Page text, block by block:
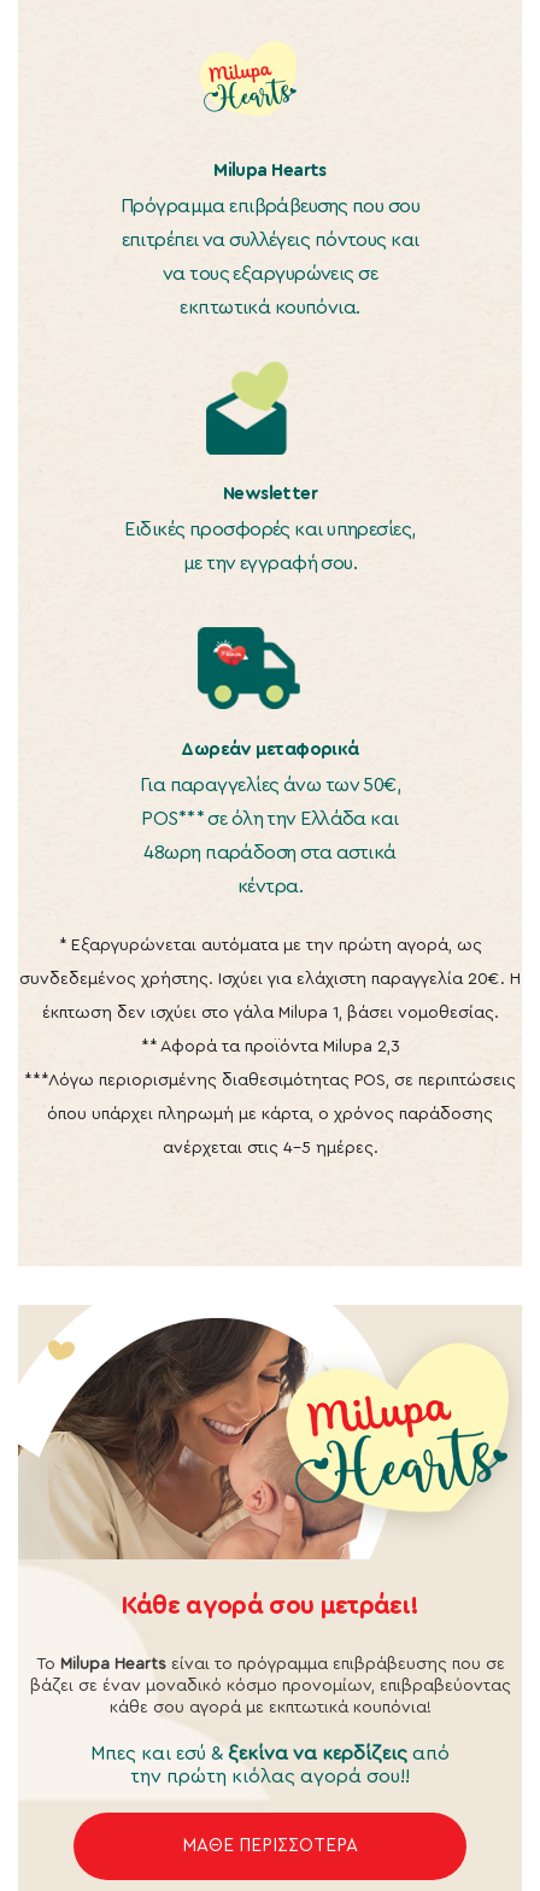
Milupa Hearts
Πρόγραμμα επιβράβευσης που σου
επιτρέπει να συλλέγεις πόντους και
να τους εξαργυρώνεις σε
εκπτωτικά κουπόνια.
Newsletter
Ειδικές προσφορές και υπηρεσίες,
με την εγγραφή σου.
Δωρεάν μεταφορικά
Για παραγγελίες άνω των 50€,
POS*** σε όλη την Ελλάδα και
48ωρη παράδοση στα αστικά
κέντρα.
* Εξαργυρώνεται αυτόματα με την πρώτη αγορά, ως
συνδεδεμένος χρήστης. Ισχύει για ελάχιστη παραγγελία 20€. Η
έκπτωση δεν ισχύει στο γάλα Milupa 1, βάσει νομοθεσίας.
** Αφορά τα προϊόντα Milupa 2,3
***Λόγω περιορισμένης διαθεσιμότητας POS, σε περιπτώσεις
όπου υπάρχει πληρωμή με κάρτα, ο χρόνος παράδοσης
ανέρχεται στις 4-5 ημέρες.
Κάθε αγορά σου μετράει!
To Milupa Heartsείναι το πρόγραμμα επιβράβευσης που σε
βάζει σε έναν μοναδικό κόσμο προνομίων, επιβραβεύοντας
κάθε σου αγορά με εκπτωτικά κουπόνια!
Μπες και εσύ & ξεκίνα να κερδίζεις από
την πρώτη κιόλας αγορά σου!!
ΜΑΘΕ ΠΕΡΙΣΣΟΤΕΡΑ